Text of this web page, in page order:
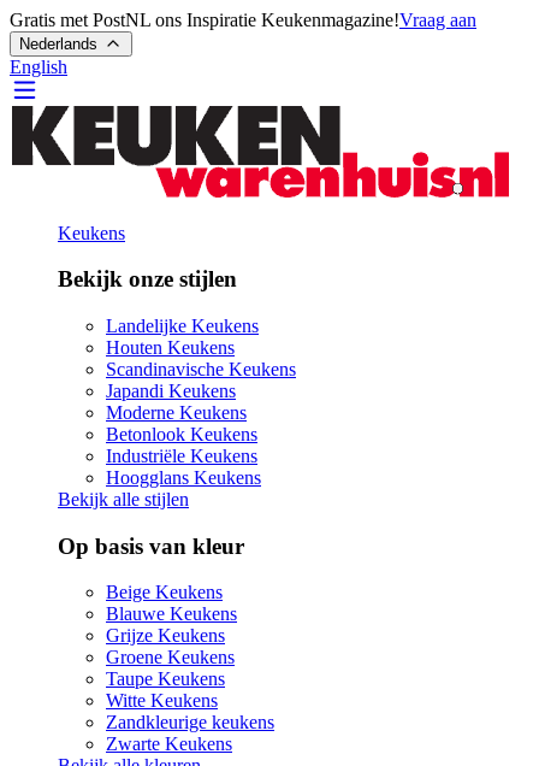
Gratis met PostNL ons Inspiratie Keukenmagazine!Vraag aan
Nederlands
English
Keukens
Bekijk onze stijlen
Landelijke Keukens
Houten Keukens
Scandinavische Keukens
Japandi Keukens
Moderne Keukens
Betonlook Keukens
Industriële Keukens
Hoogglans Keukens
Bekijk alle stijlen
Op basis van kleur
Beige Keukens
Blauwe Keukens
Grijze Keukens
Groene Keukens
Taupe Keukens
Witte Keukens
Zandkleurige keukens
Zwarte Keukens